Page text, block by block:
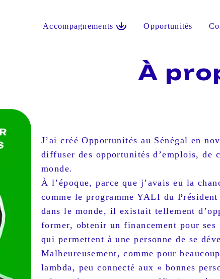
Accompagnements Opportunités
À
J’ai créé Opportunités au Sénégal en
diffuser des opportunités d’emplois, de
monde.
À l’époque, parce que j’avais eu la
comme le programme YALI du
dans le monde, il existait tellement
former, obtenir un financement pour
qui permettent à une personne de se
Malheureusement, comme pour
lambda, peu connecté aux « bonnes